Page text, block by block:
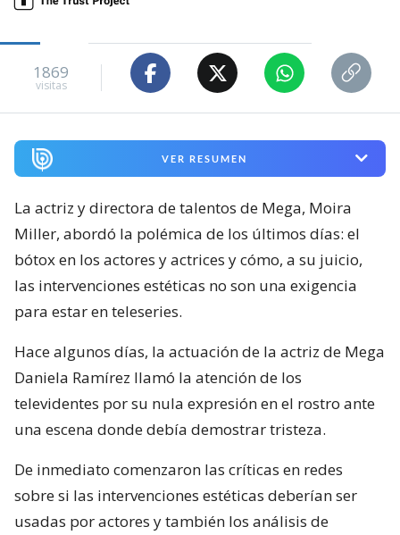
1869
visitas
VER RESUMEN
La actriz y directora de talentos de Mega, Moira
Miller, abordó la polémica de los últimos días: el
bótox en los actores y actrices y cómo, a su juicio,
las intervenciones estéticas no son una exigencia
para estar en teleseries.
Hace algunos días, la actuación de la actriz de Mega
Daniela Ramírez llamó la atención de los
televidentes por su nula expresión en el rostro ante
una escena donde debía demostrar tristeza.
De inmediato comenzaron las críticas en redes
sobre si las intervenciones estéticas deberían ser
usadas por actores y también los análisis de